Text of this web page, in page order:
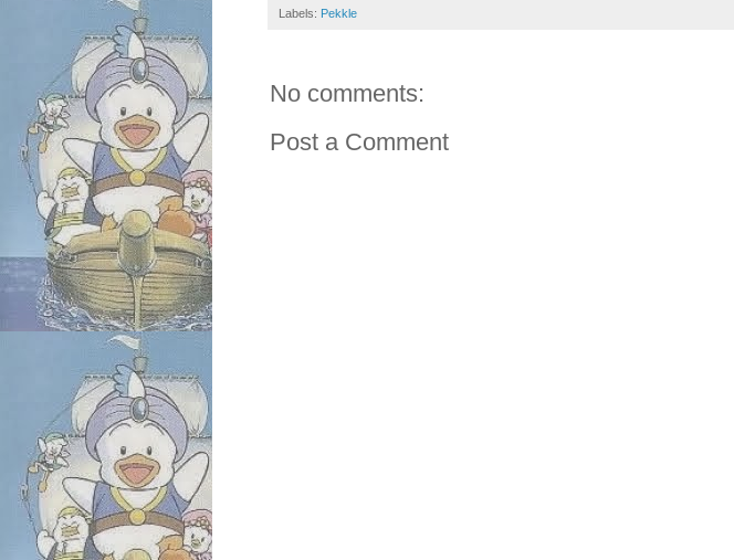
Labels: Pekkle
No comments:
Post a Comment